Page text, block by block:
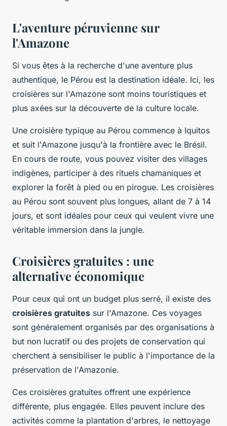
L'aventure péruvienne sur
l'Amazone
Si vous êtes à la recherche d'une aventure plus
authentique, le Pérou est la destination idéale. Ici, les
croisières sur l'Amazone sont moins touristiques et
plus axées sur la découverte de la culture locale.
Une croisière typique au Pérou commence à Iquitos
et suit l'Amazone jusqu'à la frontière avec le Brésil.
En cours de route, vous pouvez visiter des villages
indigènes, participer à des rituels chamaniques et
explorer la forêt à pied ou en pirogue. Les croisières
au Pérou sont souvent plus longues, allant de 7 à 14
jours, et sont idéales pour ceux qui veulent vivre une
véritable immersion dans la jungle.
Croisières gratuites : une
alternative économique
Pour ceux qui ont un budget plus serré, il existe des
croisières gratuites sur l'Amazone. Ces voyages
sont généralement organisés par des organisations à
but non lucratif ou des projets de conservation qui
cherchent à sensibiliser le public à l'importance de la
préservation de l'Amazonie.
Ces croisières gratuites offrent une expérience
différente, plus engagée. Elles peuvent inclure des
activités comme la plantation d'arbres, le nettoyage